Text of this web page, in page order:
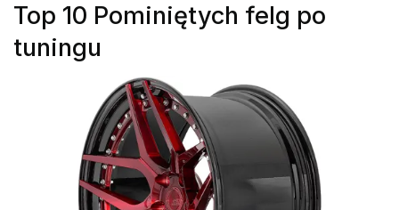
Top 10 Pominiętych felg po
tuningu